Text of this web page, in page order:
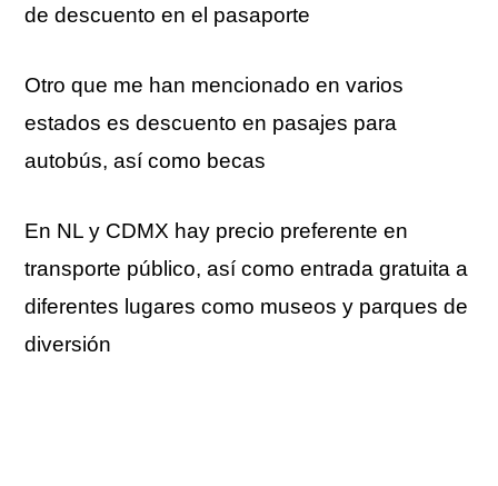
de descuento en el pasaporte
Otro que me han mencionado en varios
estados es descuento en pasajes para
autobús, así como becas
En NL y CDMX hay precio preferente en
transporte público, así como entrada gratuita a
diferentes lugares como museos y parques de
diversión